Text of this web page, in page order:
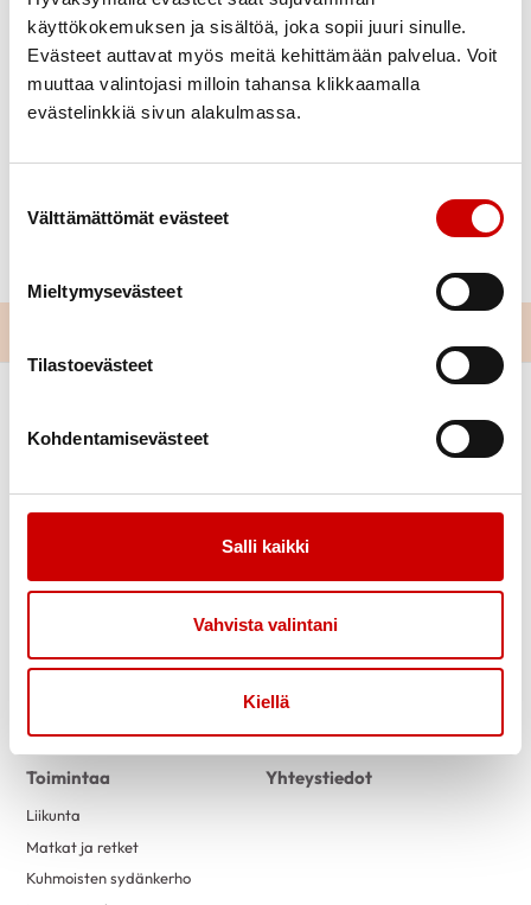
käyttökokemuksen ja sisältöä, joka sopii juuri sinulle.
Evästeet auttavat myös meitä kehittämään palvelua. Voit
muuttaa valintojasi milloin tahansa klikkaamalla
evästelinkkiä sivun alakulmassa.
Välttämättömät evästeet
Mieltymysevästeet
Tilastoevästeet
Kohdentamisevästeet
Salli kaikki
Vahvista valintani
Kiellä
Pekka Skyttä
Julkaistu 22.11.2021
Jaa Whatsapp
Jaa Facebook
Jaa TwitterJaa Linkedin
Jaa EmailJaa Print
Jämsän Seudun Sydänyhdistys kutsuu jäseniään
Olohuoneeseen , Mottilantie 11. Ota pieni paketti
Link to facebook
Link to twitter
Link to instagram
Link to youtube
Tietoa Tukea
Toimintaa
Liikunta
Matkat ja retket
Kuhmoisten sydänkerho
Yhteystiedot